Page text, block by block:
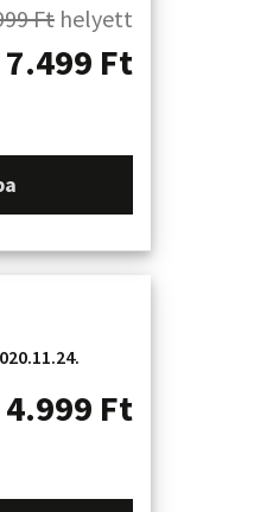
Fthelyett
7.499 Ft
4.999 Ft